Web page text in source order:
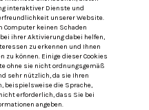
interaktiver Dienste und
unserer Website.
Computer keinen Schaden
ihrer Aktivierung dabei helfen,
zu erkennen und Ihnen
zu können. Einige dieser Cookies
ohne sie nicht ordnungsgemäß
sehr nützlich, da sie Ihren
beispielsweise die Sprache,
erforderlich, dass Sie bei
angeben.